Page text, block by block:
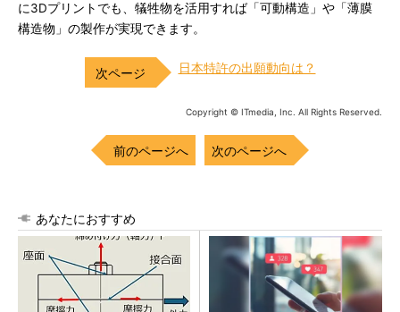
に3Dプリントでも、犠牲物を活用すれば「可動構造」や「薄膜
構造物」の製作が実現できます。
日本特許の出願動向は？
Copyright © ITmedia, Inc. All Rights Reserved.
前のページへ 次のページへ
あなたにおすすめ